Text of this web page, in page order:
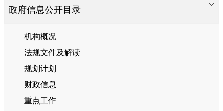
政府信息公开目录
机构概况
法规文件及解读
规划计划
财政信息
重点工作